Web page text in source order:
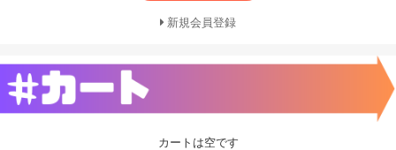
新規会員登録
カートは空です